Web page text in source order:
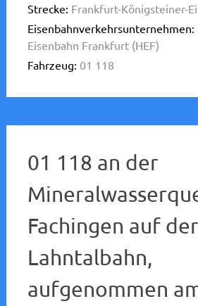
Strecke: Frankfurt-Königsteiner-
Eisenbahnverkehrsunternehmen:
Eisenbahn Frankfurt (HEF)
Fahrzeug: 01 118
01 118 an der
Fachingen auf der
Lahntalbahn,
aufgenommen